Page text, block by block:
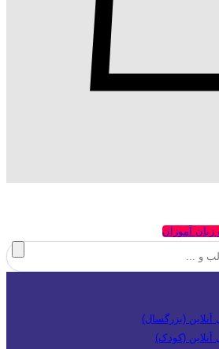
زبان آموزان
آنلاین (بزرگسال)
آنلاین (کودک)